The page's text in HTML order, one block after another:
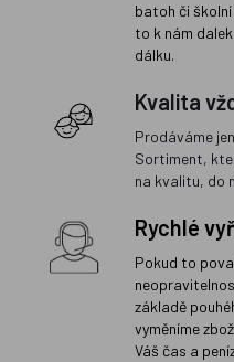
batoh či
to k nám
dálku.
Kvalita
Prodáváme
Sortiment,
na kvalitu, do
Rychlé
Pokud to
základě
vyměníme
Váš čas a